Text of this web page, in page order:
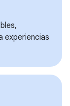
experiencias